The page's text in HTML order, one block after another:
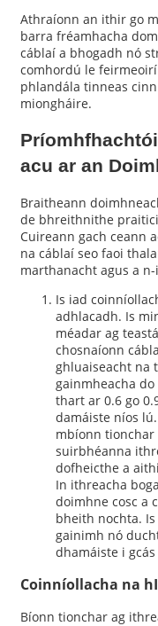
Athraíonn an ithir go
barra fréamhacha
cáblaí a bhogadh nó
comhordú le
phlandála tinneas
miongháire.
acu ar an
Braitheann
de bhreithnithe
Cuireann gach ceann
na cáblaí seo faoi
marthanacht agus a
Is iad
adhlacadh. Is
méadar ag
chosnaíonn
ghluaiseacht na
gainmheacha
thart ar 0.6 go
damáiste níos
mbíonn tionchar
suirbhéanna
dofheicthe a
In ithreacha
doimhne cosc ​​a
bheith nochta.
gainimh nó
dhamáiste i
Coinníollacha na
Bíonn tionchar ag